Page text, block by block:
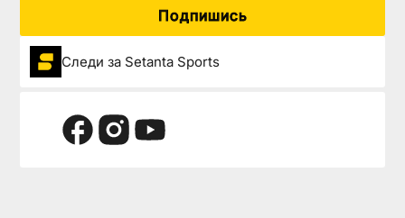
Подпишись
Следи за Setanta Sports